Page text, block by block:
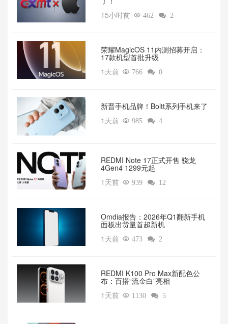
15小时前  462  2
荣耀MagicOS 11内测招募开启：
17款机型首批升级
1天前  766  0
新晋手机品牌！Boltt系列手机来了
1天前  985  4
REDMI Note 17正式开售 骁龙
4Gen4 1299元起
1天前  939  12
Omdia报告：2026年Q1翻新手机
面板出货量首超新机
1天前  473  2
REDMI K100 Pro Max新配色公
布：百搭“流金白”亮相
1天前  1130  5